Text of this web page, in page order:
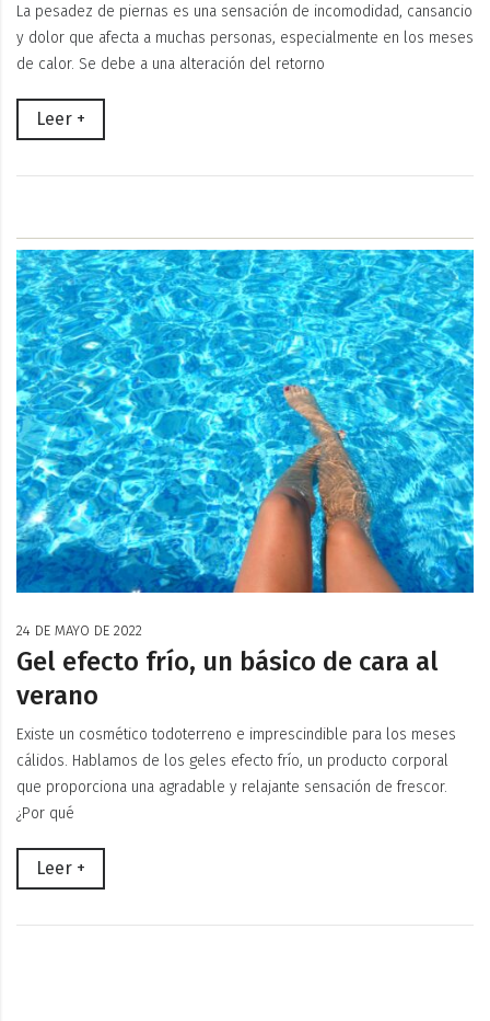
La pesadez de piernas es una sensación de incomodidad, cansancio
y dolor que afecta a muchas personas, especialmente en los meses
de calor. Se debe a una alteración del retorno
Leer +
24 DE MAYO DE 2022
Gel efecto frío, un básico de cara al
verano
Existe un cosmético todoterreno e imprescindible para los meses
cálidos. Hablamos de los geles efecto frío, un producto corporal
que proporciona una agradable y relajante sensación de frescor.
¿Por qué
Leer +